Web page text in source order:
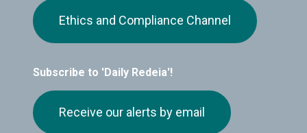
Subscribe to 'Daily Redeia'!
Receive our alerts by email
Ethics and Compliance Channel